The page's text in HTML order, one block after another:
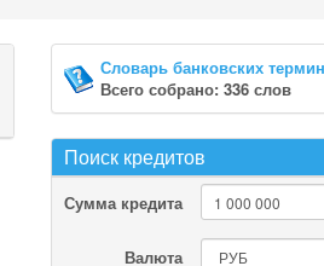
Словарь банковских
Всего собрано: 336 слов
Поиск кредитов
Сумма кредита
Валюта